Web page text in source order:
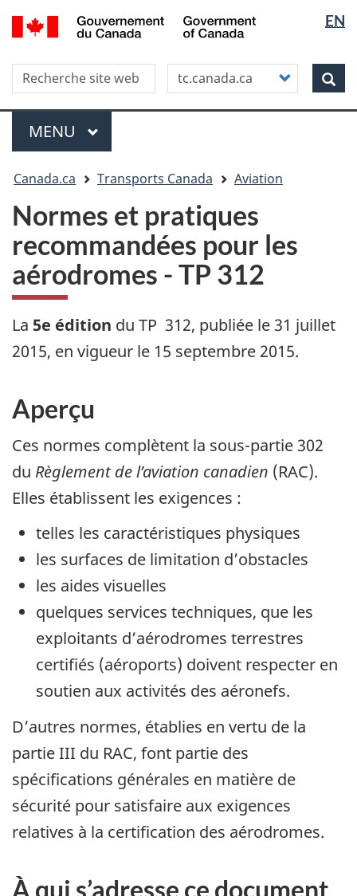
Aller
au
principal
Skip
to
this
site"
Passer
à
version
HTML
simplifiée
la
langue
EN
Canada
Search this site
Customize
your
search
Menu
MENU PRINCIPAL
êtes
ici
Canada.ca Transports Canada Aviation
Normes et pratiques
recommandées pour les
aérodromes - TP 312
La 5e édition du TP 312, publiée le 31 juillet
2015, en vigueur le 15 septembre 2015.
Aperçu
Ces normes complètent la sous-partie 302
du Règlement de l’aviation canadien (RAC).
Elles établissent les exigences :
telles les caractéristiques physiques
les surfaces de limitation d’obstacles
les aides visuelles
quelques services techniques, que les
exploitants d’aérodromes terrestres
certifiés (aéroports) doivent respecter en
soutien aux activités des aéronefs.
D’autres normes, établies en vertu de la
partie III du RAC, font partie des
spécifications générales en matière de
sécurité pour satisfaire aux exigences
relatives à la certification des aérodromes.
À qui s’adresse ce document